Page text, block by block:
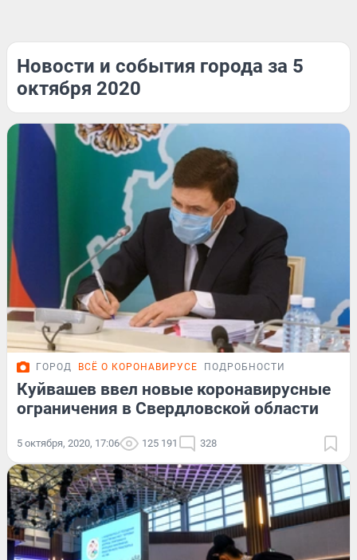
Новости и события города за 5
октября 2020
ГОРОД ВСЁ О КОРОНАВИРУСЕ ПОДРОБНОСТИ
Куйвашев ввел новые коронавирусные
ограничения в Свердловской области
5 октября, 2020, 17:06 125 191 328